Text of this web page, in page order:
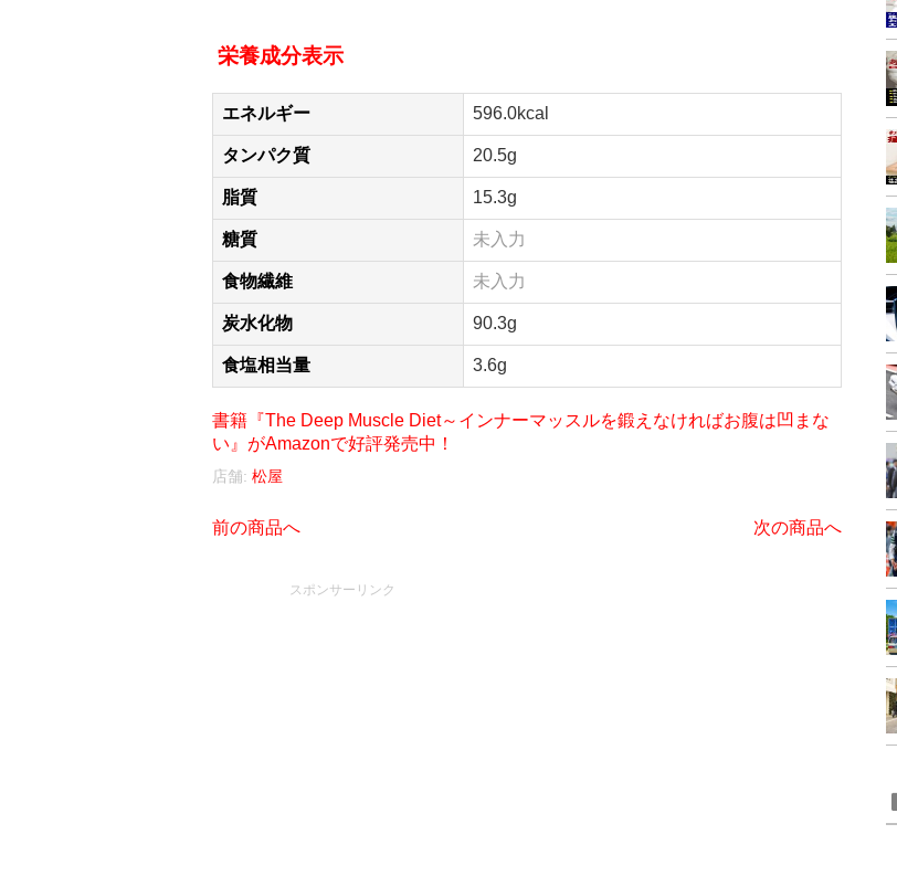
栄養成分表示
エネルギー 596.0kcal
タンパク質 20.5g
脂質 15.3g
糖質 未入力
食物繊維 未入力
炭水化物 90.3g
食塩相当量 3.6g
書籍『The Deep Muscle Diet～インナーマッスルを鍛えなければお腹は凹まな
い』がAmazonで好評発売中！
店舗: 松屋
前の商品へ 次の商品へ
スポンサーリンク